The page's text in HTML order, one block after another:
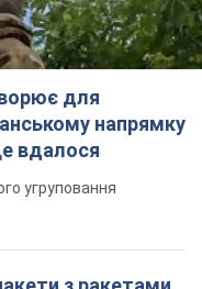
для
напрямку
вдалося
угруповання